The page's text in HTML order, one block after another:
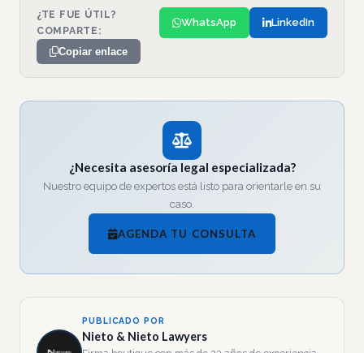
¿TE FUE ÚTIL?
COMPARTE:
WhatsApp LinkedIn
Copiar enlace
¿Necesita asesoría legal especializada?
Nuestro equipo de expertos está listo para orientarle en su
caso.
AGENDA TU CONSULTA
PUBLICADO POR
Nieto & Nieto Lawyers